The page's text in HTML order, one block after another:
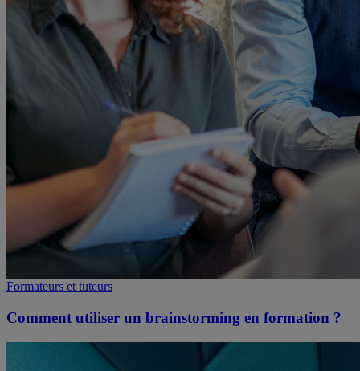
Formateurs et tuteurs
Comment utiliser un brainstorming en formation ?